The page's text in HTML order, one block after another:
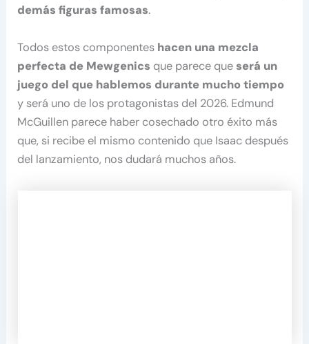
demás figuras famosas.
Todos estos componentes hacen una mezcla
perfecta de Mewgenics que parece queserá un
juego del que hablemos durante mucho tiempo
y será uno de los protagonistas del 2026. Edmund
McGuillen parece haber cosechado otro éxito más
que, si recibe el mismo contenido que Isaac después
del lanzamiento, nos dudará muchos años.